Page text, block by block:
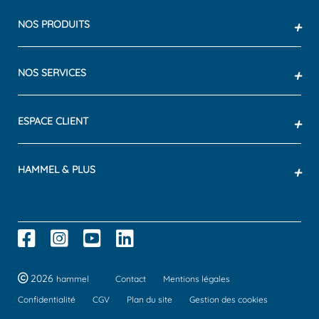
NOS PRODUITS +
NOS SERVICES +
ESPACE CLIENT +
HAMMEL & PLUS +
2026 hammel Contact
Mentions légales
Confidentialité
CGV Plan du site Gestion des cookies